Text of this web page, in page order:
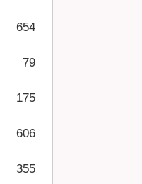
654
79
175
606
355